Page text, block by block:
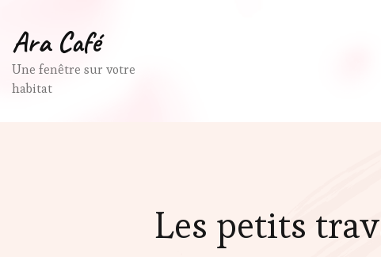
Ara Café
Une fenêtre sur votre
habitat
Les petits